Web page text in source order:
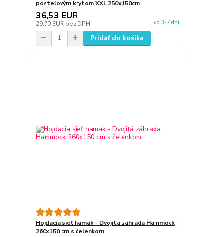
posteľovým krytom XXL 250x150cm
36,53 EUR
29,70 EUR bez DPH do 3-7 dní
Pridať do košíka
Hojdacia sieť hamak - Dvojitá záhrada Hammock
260x150 cm s čelenkom